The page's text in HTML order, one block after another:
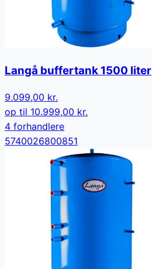
Langå buffertank 1500 liter
9.099,00 kr.
op til 10.999,00 kr.
4 forhandlere
5740026800851